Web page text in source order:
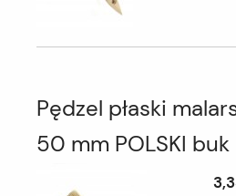
Pędzel płaski
50 mm POLSKI buk